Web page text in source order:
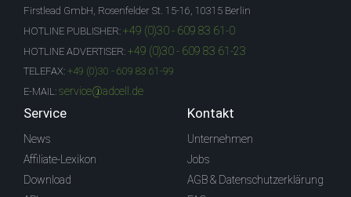
Firstlead GmbH, Rosenfelder St. 15-16, 10315 Berlin
HOTLINE PUBLISHER: +49 (0)30 - 609 83 61-0
HOTLINE ADVERTISER: +49 (0)30 - 609 83 61-23
TELEFAX: +49 (0)30 - 609 83 61-99
E-MAIL: service@adcell.de
Service
News
Affiliate-Lexikon
Download
Kontakt
Unternehmen
Jobs
AGB & Datenschutzerklärung